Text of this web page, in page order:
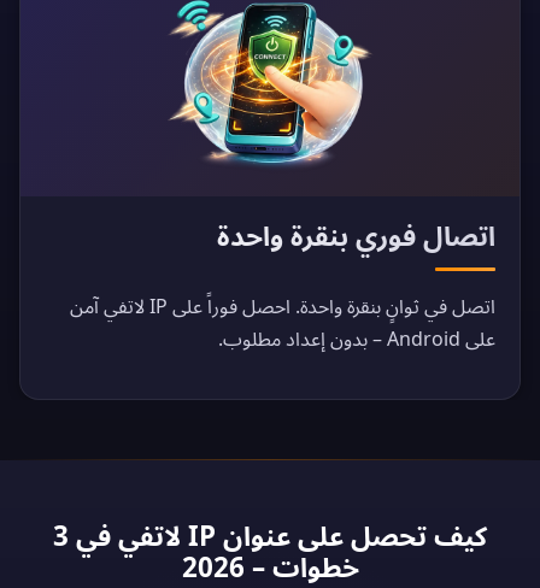
اتصال فوري بنقرة واحدة
اتصل في ثوانٍ بنقرة واحدة. احصل فوراً على IP لاتفي آمن
على Android – بدون إعداد مطلوب.
كيف تحصل على عنوان IP لاتفي في 3
خطوات – 2026